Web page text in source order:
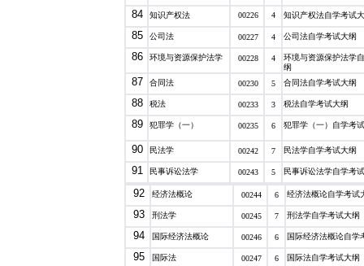
84 知识产权法 00226 4 知识产权法自学考试
85 公司法 00227 4 公司法自学考试大纲
86 环境与资源保护法学 00228 4
环境与资源保护法学
纲
87 合同法 00230 5 合同法自学考试大纲
88 税法 00233 3 税法自学考试大纲
89 犯罪学（一） 00235 6 犯罪学（一）自学考
90 民法学 00242 7 民法学自学考试大纲
91 民事诉讼法学 00243 5 民事诉讼法学自学考
92 经济法概论 00244 6 经济法概论自学考试
93 刑法学 00245 7 刑法学自学考试大纲
94 国际经济法概论 00246 6 国际经济法概论自学
95 国际法 00247 6 国际法自学考试大纲